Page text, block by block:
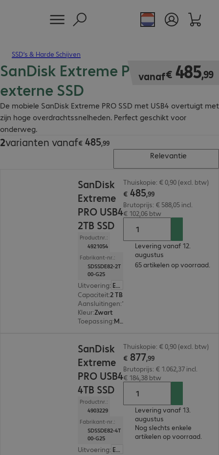
SSD’s & Harde Schijven
SanDisk Extreme PRO USB4
externe SSD
De mobiele SanDisk Extreme PRO SSD met USB4 overtuigt met
zijn hoge overdrachtssnelheden. Perfect geschikt voor
onderweg.
vanaf€ 485,99
€ 485,99
2varianten vanaf€ 485,99
€ 485,99
Relevantie
SanDisk
Extreme
PRO USB4
2TB SSD
Productnr.:
4921054
Fabrikant-nr.:
SDSSDE82-2T
00-G25
Uitvoering: Europa
Capaciteit:2 TB
Aansluitingen:
Kleur:Zwart
Toepassing: Mobiel
Thuiskopie: € 0,90 (excl. btw)
€ 485,99
Brutoprijs: € 588,05 incl.
€ 102,06 btw
Levering vanaf 12.
augustus
65 artikelen op voorraad.
SanDisk
Extreme
PRO USB4
4TB SSD
Productnr.:
4903229
Fabrikant-nr.:
SDSSDE82-4T
00-G25
Uitvoering: Europa
Thuiskopie: € 0,90 (excl. btw)
€ 877,99
Brutoprijs: € 1.062,37 incl.
€ 184,38 btw
Levering vanaf 13.
augustus
Nog slechts enkele
artikelen op voorraad.